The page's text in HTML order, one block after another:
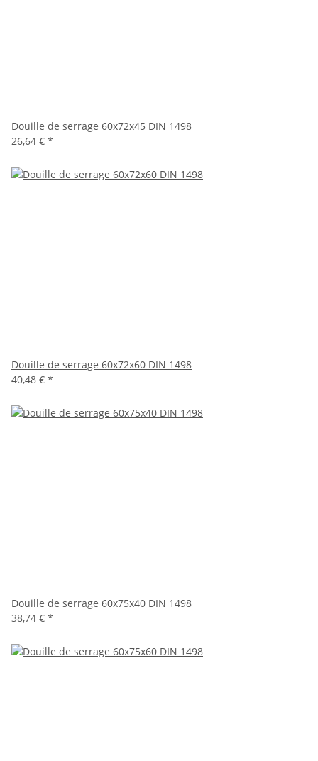
Douille de serrage 60x72x45 DIN 1498
26,64 € *
Douille de serrage 60x72x60 DIN 1498
40,48 € *
Douille de serrage 60x75x40 DIN 1498
38,74 € *